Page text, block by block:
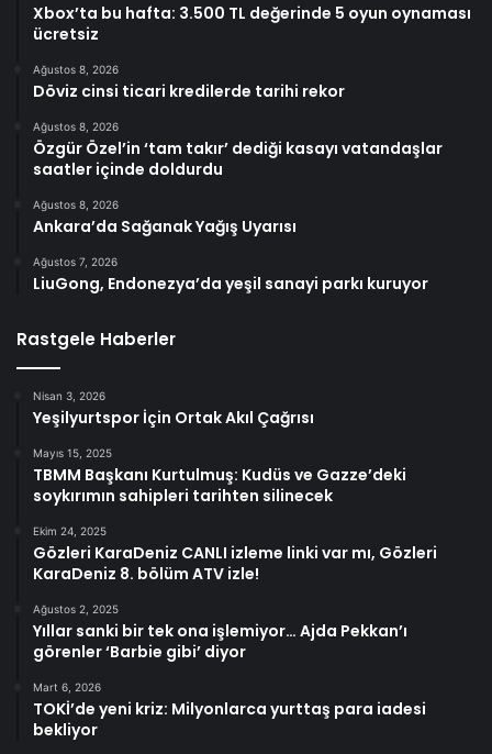
Xbox’ta bu hafta: 3.500 TL değerinde 5 oyun oynaması
ücretsiz
Ağustos 8, 2026
Döviz cinsi ticari kredilerde tarihi rekor
Ağustos 8, 2026
Özgür Özel’in ‘tam takır’ dediği kasayı vatandaşlar
saatler içinde doldurdu
Ağustos 8, 2026
Ankara’da Sağanak Yağış Uyarısı
Ağustos 7, 2026
LiuGong, Endonezya’da yeşil sanayi parkı kuruyor
Rastgele Haberler
Nisan 3, 2026
Yeşilyurtspor İçin Ortak Akıl Çağrısı
Mayıs 15, 2025
TBMM Başkanı Kurtulmuş: Kudüs ve Gazze’deki
soykırımın sahipleri tarihten silinecek
Ekim 24, 2025
Gözleri KaraDeniz CANLI izleme linki var mı, Gözleri
KaraDeniz 8. bölüm ATV izle!
Ağustos 2, 2025
Yıllar sanki bir tek ona işlemiyor… Ajda Pekkan’ı
görenler ‘Barbie gibi’ diyor
Mart 6, 2026
TOKİ’de yeni kriz: Milyonlarca yurttaş para iadesi
bekliyor